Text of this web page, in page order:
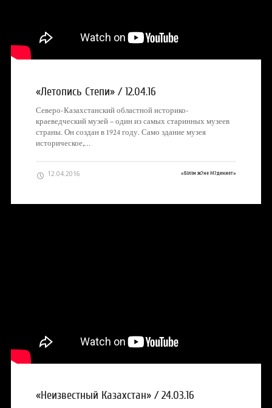
«Летопись Степи» / 12.04.16
Северо-Казахстанский областной историко-
краеведческий музей – один из самых старинных музеев
страны. Он создан в 1924 году. Само здание музея
историческое,…
12.04.2016 «Білім ж?не М?дениет»
«Неизвестный Казахстан» / 24.03.16